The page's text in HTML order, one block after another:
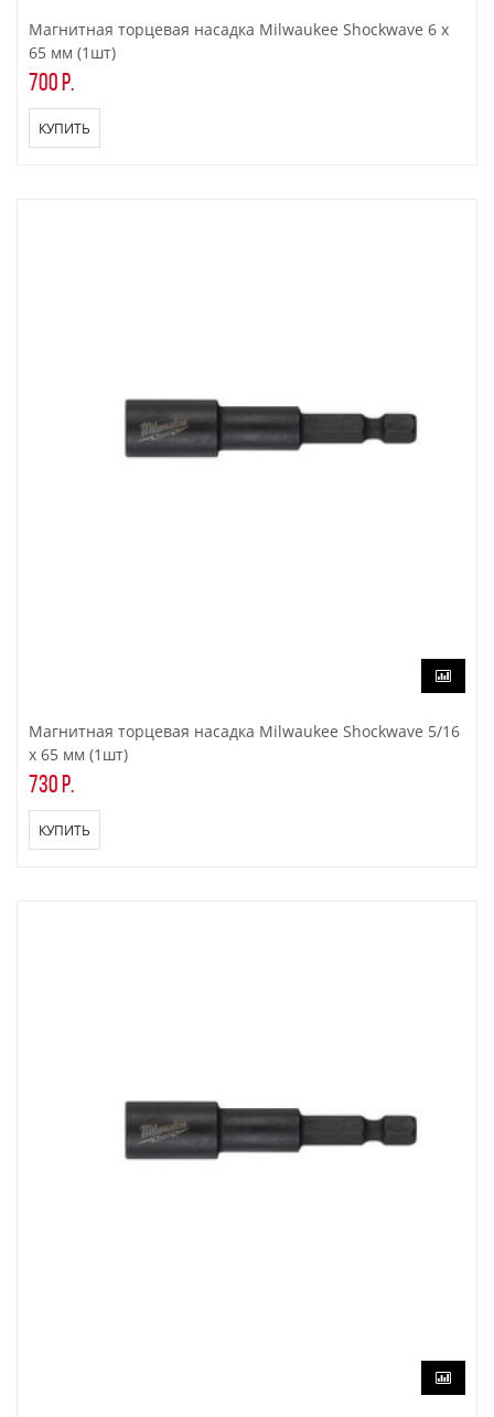
Магнитная торцевая насадка Milwaukee Shockwave 6 x
65 мм (1шт)
700 р.
КУПИТЬ
Магнитная торцевая насадка Milwaukee Shockwave 5/16
x 65 мм (1шт)
730 р.
КУПИТЬ